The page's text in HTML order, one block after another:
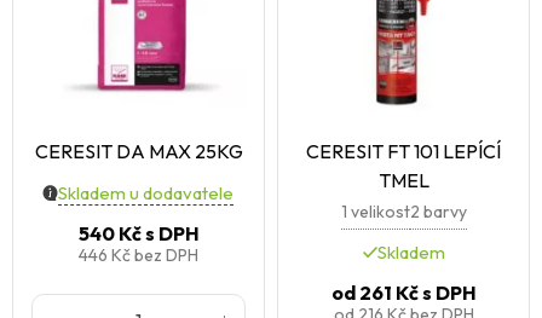
CERESIT DA MAX 25KG
Skladem u dodavatele
540 Kčs DPH
446 Kčbez DPH
CERESIT FT 101 LEPÍCÍ
TMEL
1 velikost2 barvy
Skladem
od261 Kčs DPH